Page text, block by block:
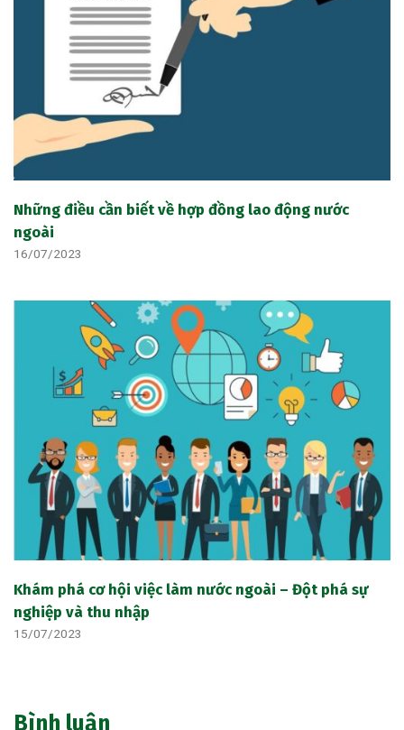
Những điều cần biết về hợp đồng lao động nước
ngoài
16/07/2023
Khám phá cơ hội việc làm nước ngoài – Đột phá sự
nghiệp và thu nhập
15/07/2023
Bình luận